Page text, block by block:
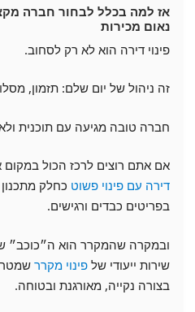
אז למה בכלל לבחור חברה
נאום מכירות
פינוי דירה הוא לא רק לסחוב.
זה ניהול של יום שלם: תזמון,
חברה טובה מגיעה עם תוכנית
אם אתם רוצים לרכז הכול
דירה עם פינוי פשוט כחלק
בפריטים כבדים ורגישים.
ובמקרה שהמקרר הוא ה״כוכב״
שירות ייעודי של פינוי מקרר
בצורה נקייה, מאורגנת ובטוחה.